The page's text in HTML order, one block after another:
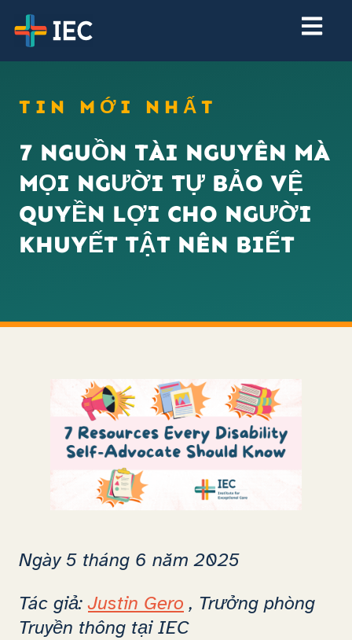
TIN MỚI NHẤT
7 NGUỒN TÀI NGUYÊN MÀ
MỌI NGƯỜI TỰ BẢO VỆ
QUYỀN LỢI CHO NGƯỜI
KHUYẾT TẬT NÊN BIẾT
Ngày 5 tháng 6 năm 2025
Tác giả:Justin Gero , Trưởng phòng
Truyền thông tại IEC